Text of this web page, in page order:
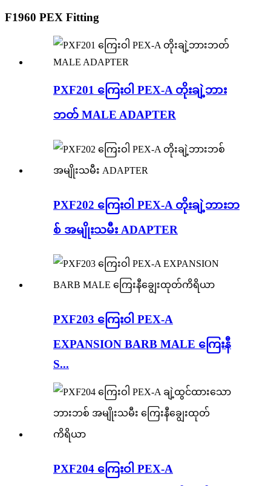
F1960 PEX Fitting
PXF201 ကြေးဝါ PEX-A တိုးချဲ့ဘား
ဘတ် MALE ADAPTER
PXF202 ကြေးဝါ PEX-A တိုးချဲ့ဘားဘ
စ် အမျိုးသမီး ADAPTER
PXF203 ကြေးဝါ PEX-A
EXPANSION BARB MALE ကြေးနီ
S...
PXF204 ကြေးဝါ PEX-A